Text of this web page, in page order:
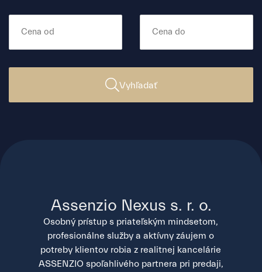
Vyhľadať
Assenzio Nexus s. r. o.
Osobný prístup s priateľským mindsetom,
profesionálne služby a aktívny záujem o
potreby klientov robia z realitnej kancelárie
ASSENZIO spoľahlivého partnera pri predaji,